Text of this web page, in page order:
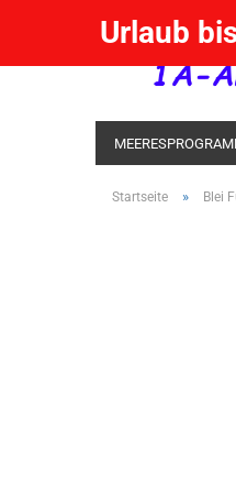
Urlaub
KESCHER / SENKE
Startseite » Blei